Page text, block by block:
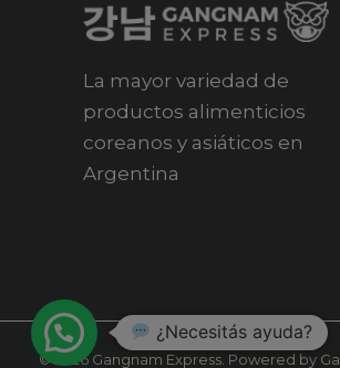
La mayor variedad de
productos alimenticios
coreanos y asiáticos en
Argentina
© 2026 Gangnam Express. Powered by
¿Necesitás ayuda?